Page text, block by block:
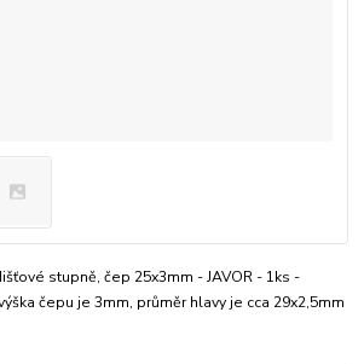
stupně, čep 25x3mm - JAVOR - 1ks -
čepu je 3mm, průměr hlavy je cca 29x2,5mm